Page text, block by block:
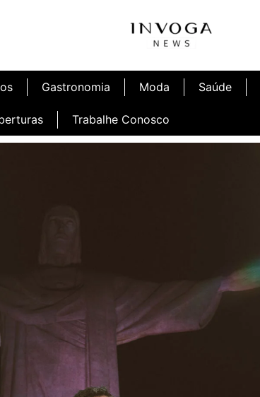
Gastronomia Moda Saúde
Trabalhe Conosco